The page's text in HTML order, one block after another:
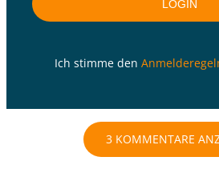
Ich stimme den
3 KOMMENTARE